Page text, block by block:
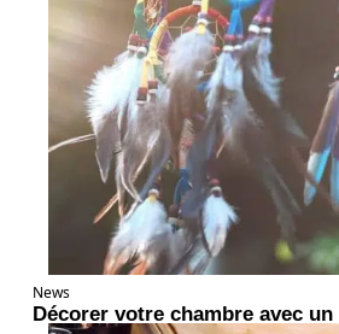
News
Décorer votre chambre avec